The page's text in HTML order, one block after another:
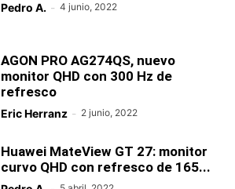
Pedro A. - 4 junio, 2022
AGON PRO AG274QS, nuevo
monitor QHD con 300 Hz de
refresco
Eric Herranz - 2 junio, 2022
Huawei MateView GT 27: monitor
curvo QHD con refresco de 165...